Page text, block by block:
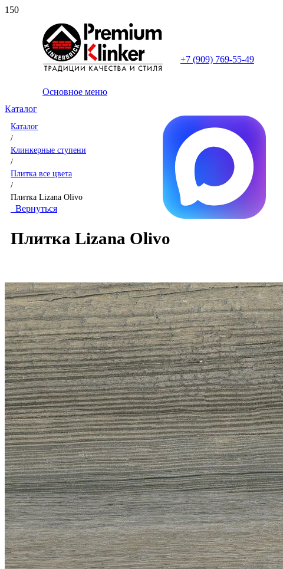
+7 (909) 769-55-49
Основное меню
Каталог
Каталог
/
Клинкерные ступени
/
Плитка все цвета
/
Плитка Lizana Olivo
Вернуться
Плитка Lizana Olivo